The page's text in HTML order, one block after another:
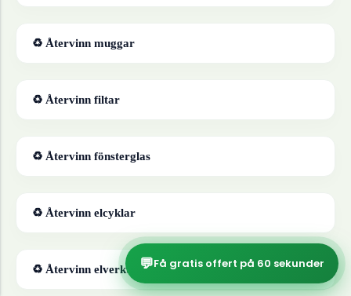
♻ Återvinn muggar
♻ Återvinn filtar
♻ Återvinn fönsterglas
♻ Återvinn elcyklar
♻ Återvinn elverktyg💬Få gratis offert på 60 sekunder